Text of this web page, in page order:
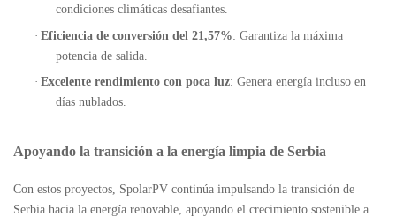
condiciones climáticas desafiantes.
· Eficiencia de conversión del 21,57%: Garantiza la máxima
potencia de salida.
· Excelente rendimiento con poca luz: Genera energía incluso en
días nublados.
Apoyando la transición a la energía limpia de Serbia
Con estos proyectos, SpolarPV continúa impulsando la transición de
Serbia hacia la energía renovable, apoyando el crecimiento sostenible a